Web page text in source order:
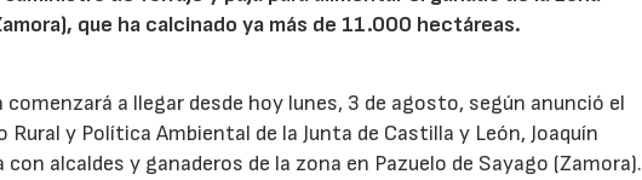
que ha calcinado ya más de 11.000 hectáreas.
a llegar desde hoy lunes, 3 de agosto, según anunció el
y Política Ambiental de la Junta de Castilla y León, Joaquín
alcaldes y ganaderos de la zona en Pazuelo de Sayago (Zamora).